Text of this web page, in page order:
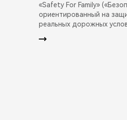
«Safety For Family»
ориентированный на
реальных дорожных